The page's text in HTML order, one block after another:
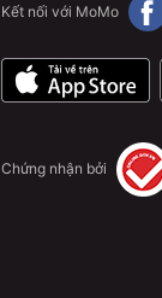
Kết nối với MoMo
Chứng nhận bởi